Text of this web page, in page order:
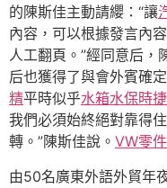
的陳斯佳主動請纓：“讓
內容，可以根據發言內
人工翻頁。”經同意后，
后也獲得了與會外賓確
精平時似乎水箱水保時
我們必須始終絕對靠得
轉。”陳斯佳說。 VW零件
由50名廣東外語外貿年